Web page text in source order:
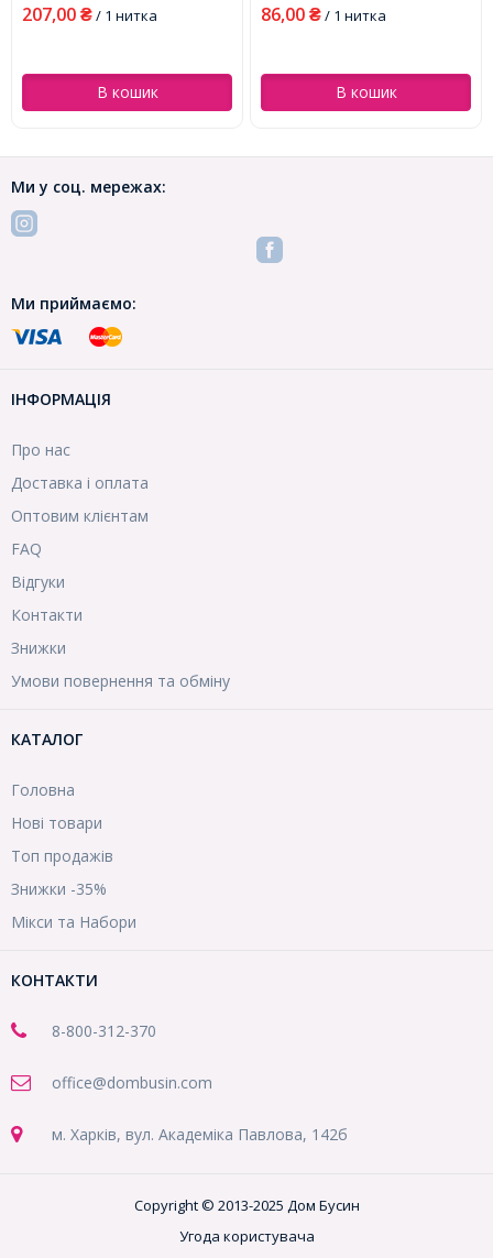
нитка, (УТ100022651)
207,00 ₴/ 1 нитка
В кошик
45шт/37см/нитка,
86,00 ₴/ 1 нитка
В кошик
Ми у соц. мережах:
Ми приймаємо:
ІНФОРМАЦІЯ
Про нас
Доставка і оплата
Оптовим клієнтам
FAQ
Відгуки
Контакти
Знижки
Умови повернення та обміну
КАТАЛОГ
Головна
Нові товари
Топ продажів
Знижки -35%
Мікси та Набори
КОНТАКТИ
8-800-312-370
office@dombusin.com
м. Харків, вул. Академіка Павлова, 142б
Copyright © 2013-2025 Дом Бусин
Угода користувача